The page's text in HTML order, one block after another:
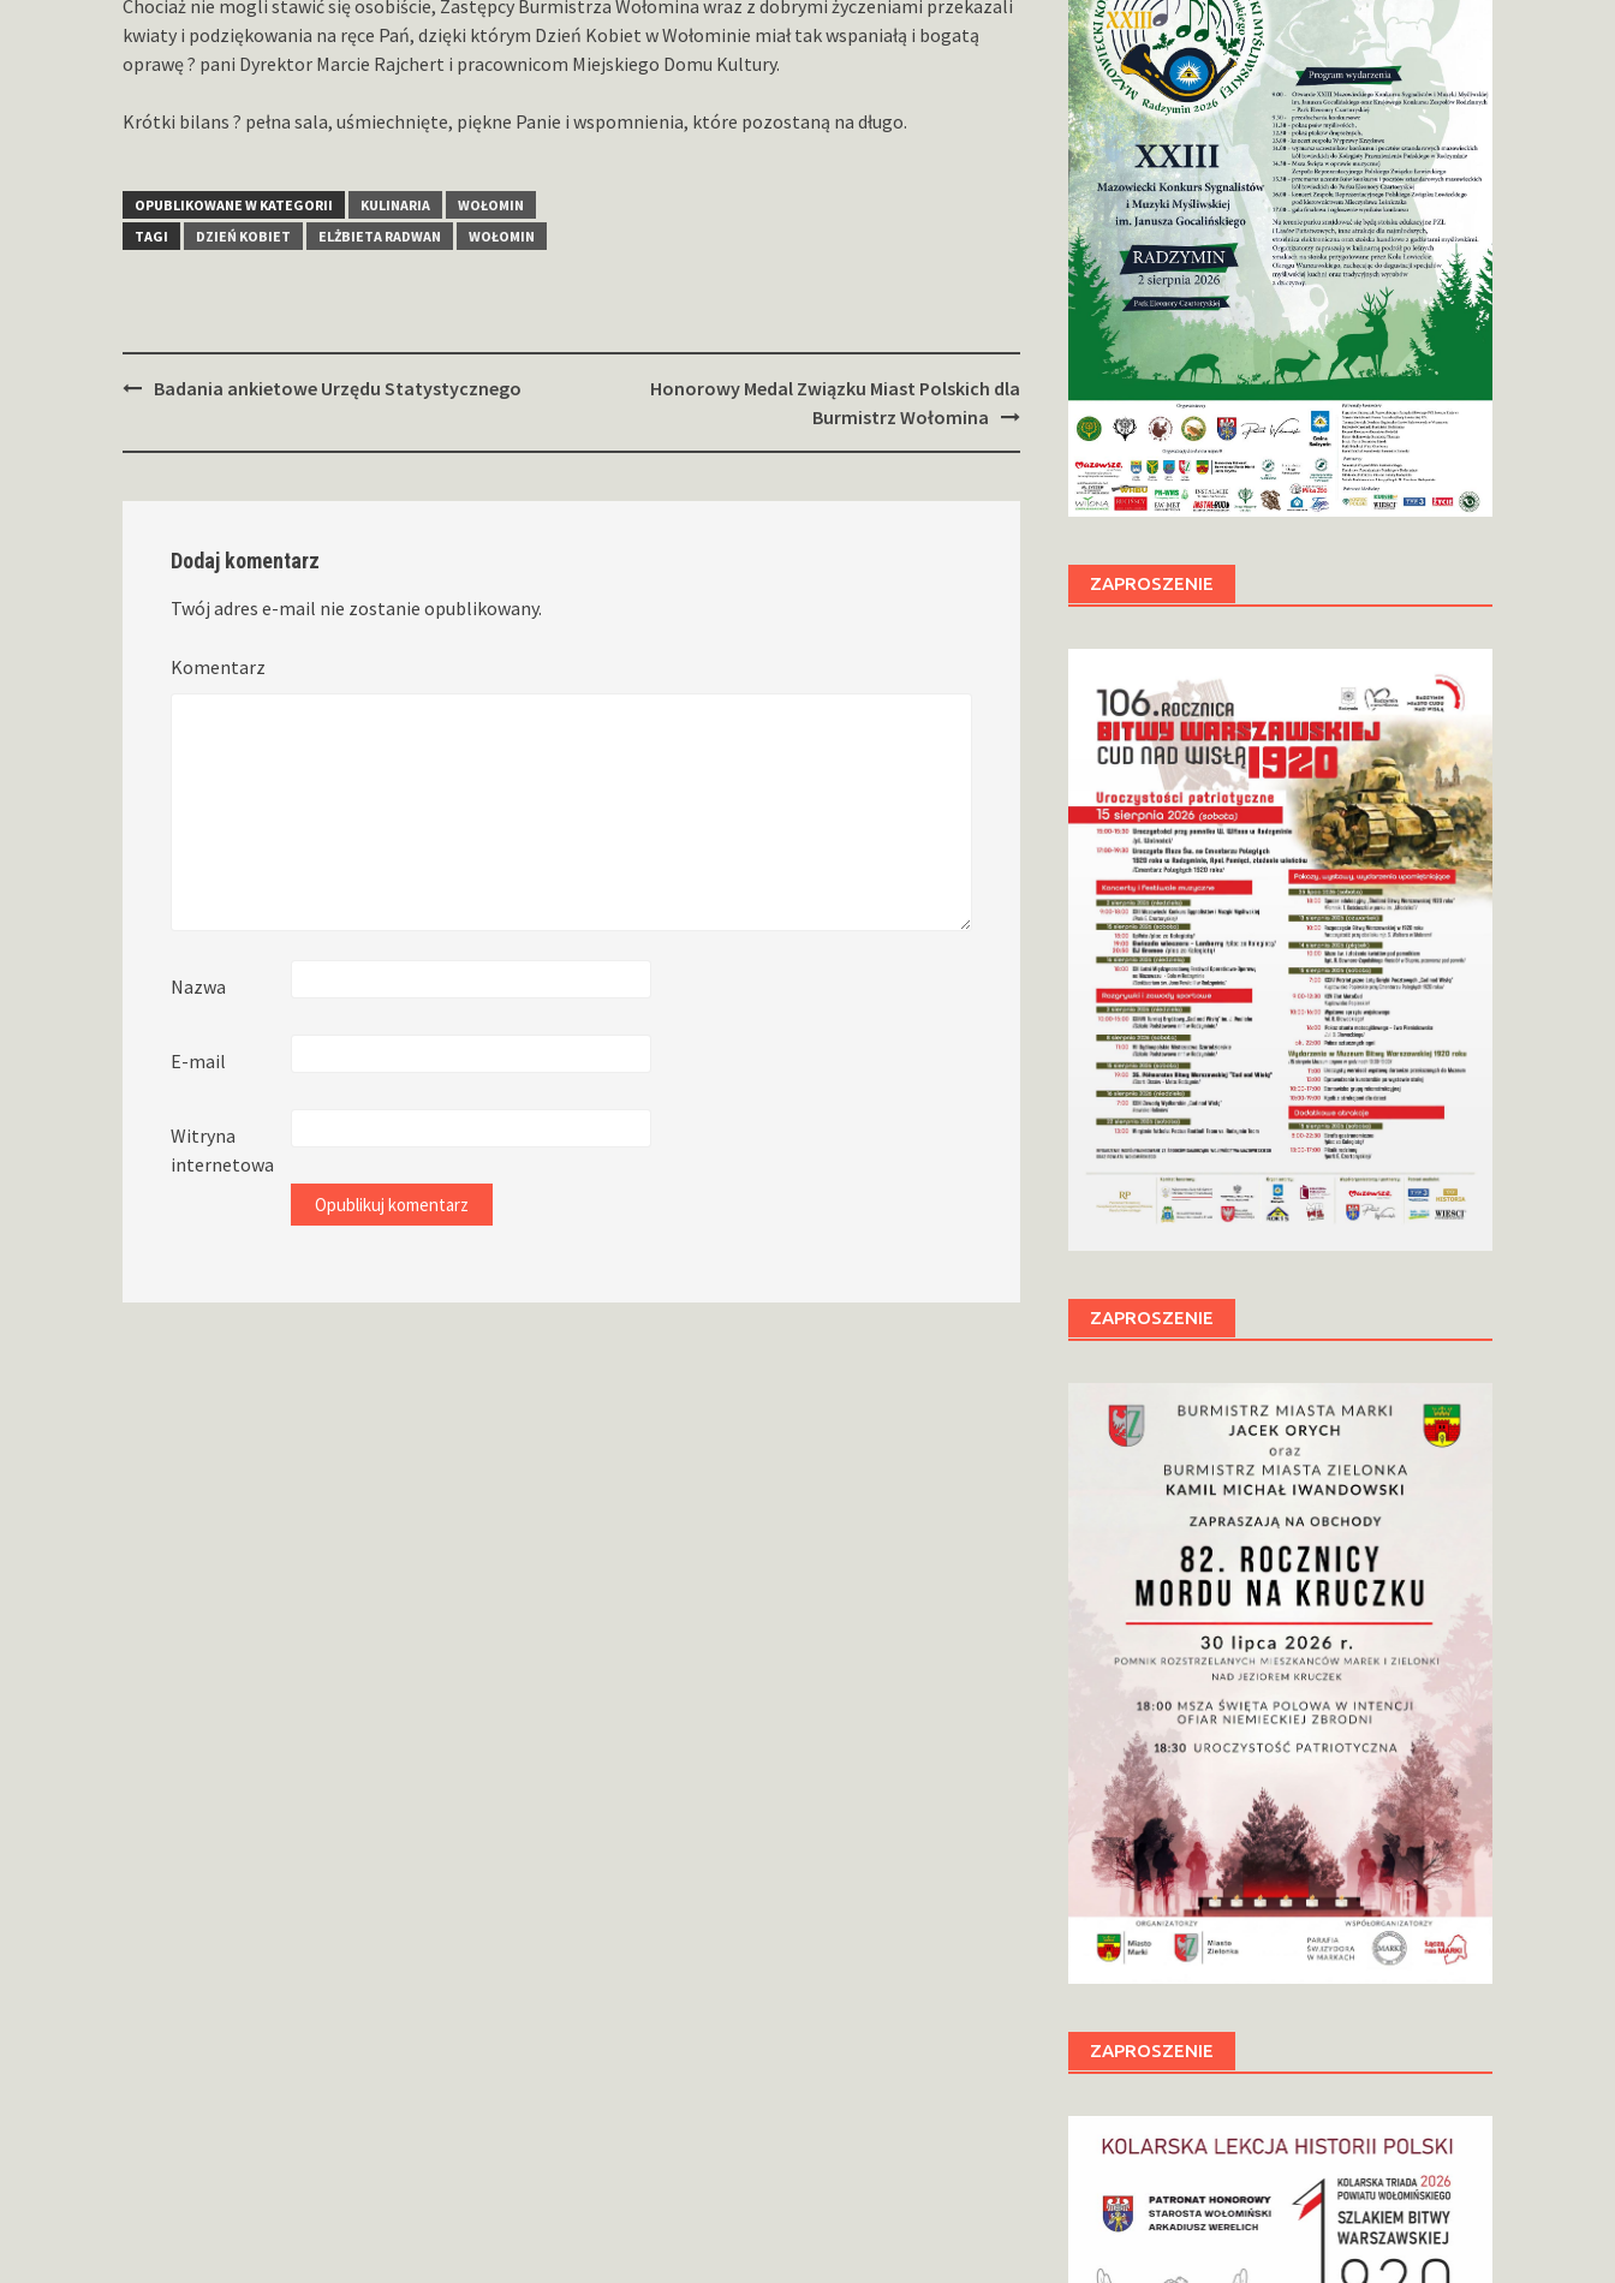
Chociaż nie mogli stawić się osobiście, Zastępcy Burmistrza Wołomina wraz z dobrymi życzeniami przekazali
kwiaty i podziękowania na ręce Pań, dzięki którym Dzień Kobiet w Wołominie miał tak wspaniałą i bogatą
oprawę ? pani Dyrektor Marcie Rajchert i pracownicom Miejskiego Domu Kultury.
Krótki bilans ? pełna sala, uśmiechnięte, piękne Panie i wspomnienia, które pozostaną na długo.
OPUBLIKOWANE W KATEGORII KULINARIA
WOŁOMIN
TAGI
DZIEŃ KOBIET ELŻBIETA RADWAN WOŁOMIN
Zobacz
Badania ankietowe Urzędu Statystycznego
Honorowy Medal Związku Miast Polskich dla
Burmistrz Wołomina
Dodaj komentarz
Twój adres e-mail nie zostanie opublikowany.
Komentarz
Nazwa
E-mail
Witryna
internetowa
ZAPROSZENIE
ZAPROSZENIE
ZAPROSZENIE